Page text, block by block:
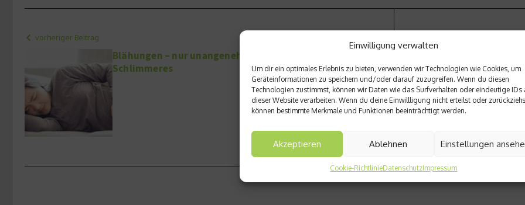
Einwilligung verwalten
Um dir ein optimales Erlebnis zu bieten, verwenden wir Technologien wie Cookies, um
Geräteinformationen zu speichern und/oder darauf zuzugreifen. Wenn du diesen
Technologien zustimmst, können wir Daten wie das Surfverhalten oder eindeutige IDs
dieser Website verarbeiten. Wenn du deine Einwillligung nicht erteilst oder
können bestimmte Merkmale und Funktionen beeinträchtigt werden.
Akzeptieren Ablehnen Einstellungen
Cookie-RichtlinieDatenschutzImpressum
vorheriger Beitrag
Blähungen – nur unangenehm oder ein Anzeichen für
Schlimmeres